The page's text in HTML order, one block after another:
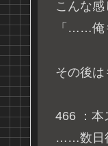
こんな
「……俺
その後は
466 ：本
……数日